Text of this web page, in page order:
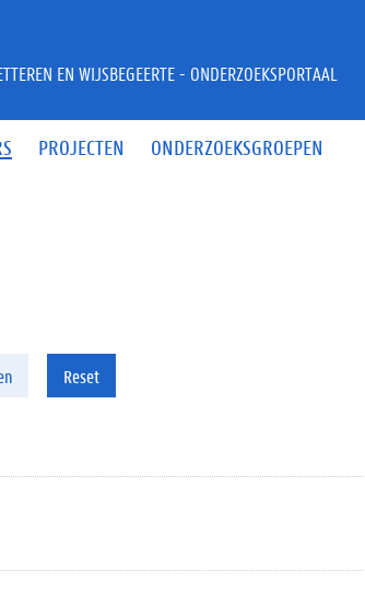
PROJECTEN ONDERZOEKSGROEPEN
EN WIJSBEGEERTE - ONDERZOEKSPORTAAL
Reset